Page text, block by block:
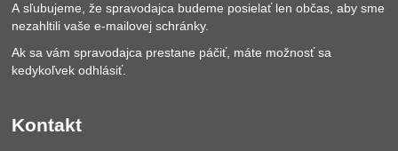
A sľubujeme, že spravodajca budeme posielať len občas, aby sme
nezahltili vaše e-mailovej schránky.
Ak sa vám spravodajca prestane páčiť, máte možnosť sa
kedykoľvek odhlásiť.
Kontakt